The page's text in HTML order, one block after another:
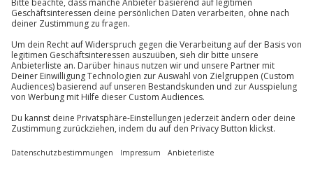
Mühldorfstraße 8
81671 München
Du erreichst uns telefonisch zu folgenden Zeiten,
außer an bundesweiten Feiertagen:
Mo-Fr: 8-20 Uhr | Sa: 10-16 Uhr
Du möchtest als Firma bestellen?
Sichere Dir attraktive Firmenkunden Vorteile.